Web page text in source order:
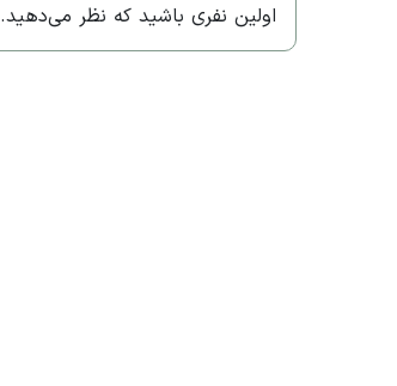
اولین نفری باشید که نظر می‌دهید.